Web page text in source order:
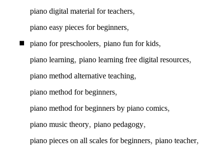
piano digital material for teachers,
piano easy pieces for beginners,
piano for preschoolers,piano fun for kids,
piano learning,piano learning free digital resources,
piano method alternative teaching,
piano method for beginners,
piano method for beginners by piano comics,
piano music theory,piano pedagogy,
piano pieces on all scales for beginners,piano teacher,